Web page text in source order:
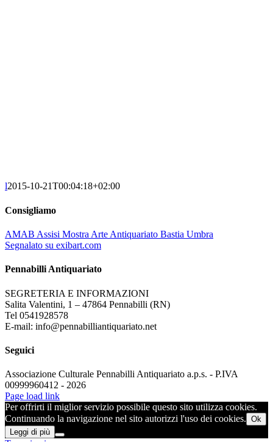
l2015-10-21T00:04:18+02:00
Consigliamo
AMAB Assisi Mostra Arte Antiquariato Bastia Umbra
Segnalato su exibart.com
Pennabilli Antiquariato
SEGRETERIA E INFORMAZIONI
Salita Valentini, 1 – 47864 Pennabilli (RN)
Tel 0541928578
E-mail: info@pennabilliantiquariato.net
Seguici
Associazione Culturale Pennabilli Antiquariato a.p.s. - P.IVA
00999960412 - 2026
Page load link
Per offrirti il miglior servizio possibile questo sito utilizza cookies.
Continuando la navigazione nel sito autorizzi l'uso dei cookies. Ok
Leggi di più